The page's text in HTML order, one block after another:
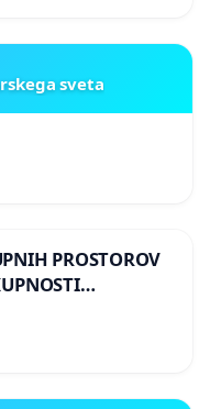
sveta
PROSTOROV